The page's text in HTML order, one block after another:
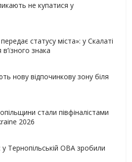
не купатися у
статусу міста»: у Скалаті
знака
нову відпочинкову зону біля
стали півфіналістами
2026
Тернопільській ОВА зробили